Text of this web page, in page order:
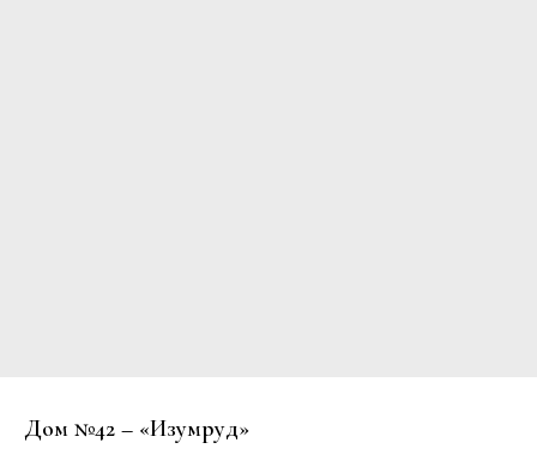
Дом №42 – «Изумруд»